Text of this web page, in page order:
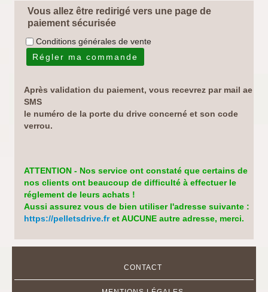
Vous allez être redirigé vers une page de
paiement sécurisée
Conditions générales de vente
Après validation du paiement, vous recevrez par mail ae
SMS
le numéro de la porte du drive concerné et son code
verrou.
ATTENTION - Nos service ont constaté que certains de
nos clients ont beaucoup de difficulté à effectuer le
réglement de leurs achats !
Aussi assurez vous de bien utiliser l'adresse suivante :
https://pelletsdrive.fret AUCUNE autre adresse, merci.
CONTACT